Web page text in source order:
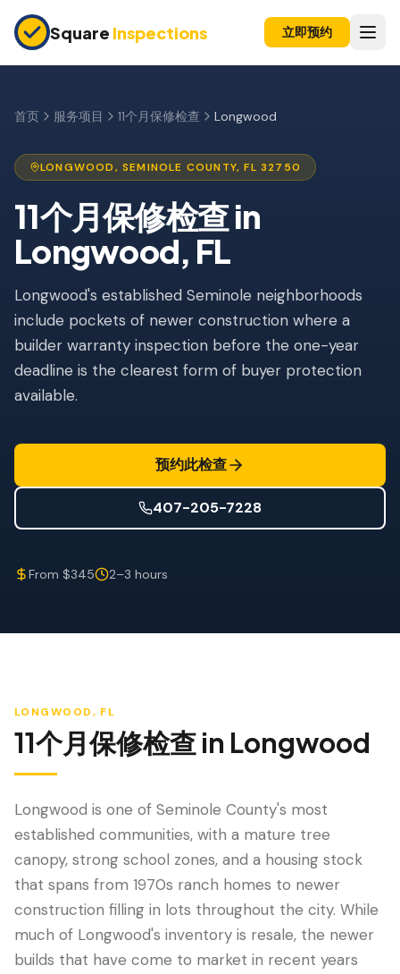
Square Inspections 立即预约
购房前检查
11个月保修检查
公寓检查
上市前检查
投资房产
保险检查
四点检查
防风检查
屋顶认证
专业服务
无人机检查
首页 服务项目 11个月保修检查 Longwood
LONGWOOD,SEMINOLE COUNTY, FL 32750
11个月保修检查in
Longwood, FL
Longwood's established Seminole neighborhoods
include pockets of newer construction where a
builder warranty inspection before the one-year
deadline is the clearest form of buyer protection
available.
预约此检查
407-205-7228
From $345 2–3 hours
LONGWOOD, FL
11个月保修检查in Longwood
Longwood is one of Seminole County's most
established communities, with a mature tree
canopy, strong school zones, and a housing stock
that spans from 1970s ranch homes to newer
construction filling in lots throughout the city. While
much of Longwood's inventory is resale, the newer
builds that have come to market in recent years